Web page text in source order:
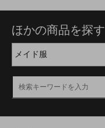
ほかの商品を探す